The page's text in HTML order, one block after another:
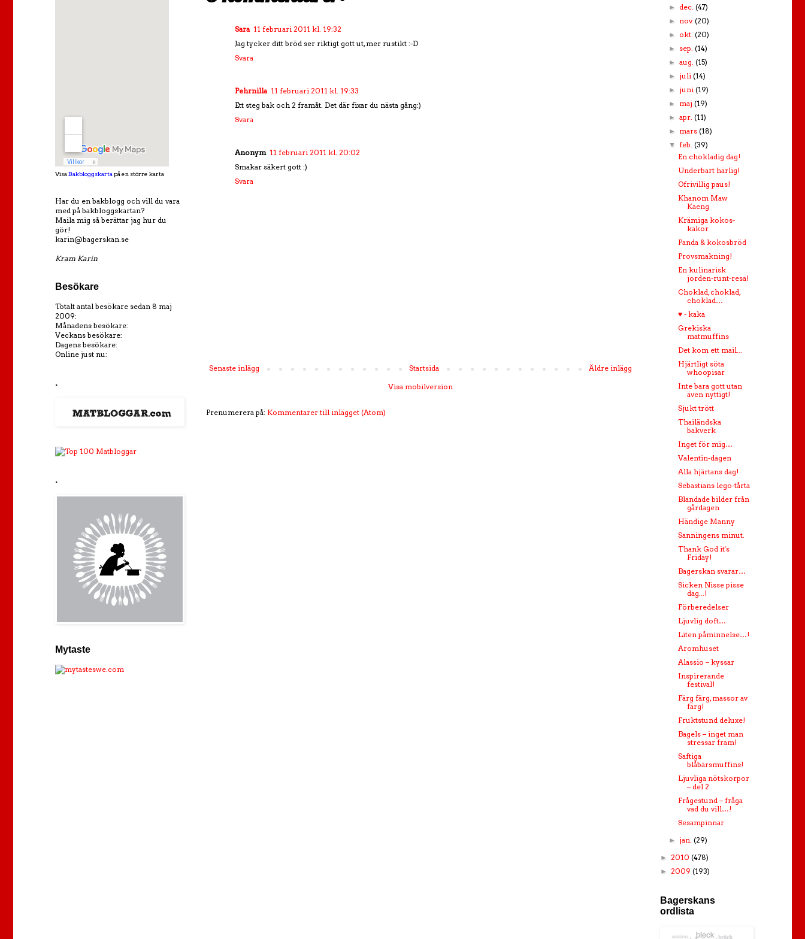
Sara 11 februari 2011 kl. 19:32
Jag tycker ditt bröd ser riktigt gott ut, mer rustikt :-D
Svara
Pehrnilla 11 februari 2011 kl. 19:33
Ett steg bak och 2 framåt. Det där fixar du nästa gång:)
Svara
Anonym 11 februari 2011 kl. 20:02
Smakar säkert gott :)
Svara
Senaste inlägg Äldre inlägg
Startsida
Visa mobilversion
Prenumerera på: Kommentarer till inlägget (Atom)
Visa Bakbloggskarta på en större karta
Har du en bakblogg och vill du vara
med på bakbloggskartan?
Maila mig så berättar jag hur du
gör!
karin@bagerskan.se
Kram Karin
Besökare
Totalt antal besökare sedan 8 maj
2009:
Månadens besökare:
Veckans besökare:
Dagens besökare:
Online just nu:
.
.
Mytaste
► dec.(47)
► nov.(20)
► okt.(20)
►sep.(14)
►aug.(15)
► juli(14)
► juni(19)
► maj(19)
►apr.(11)
► mars(18)
▼feb.(39)
En chokladig dag!
Underbart härlig!
Ofrivillig paus!
Khanom Maw
Kaeng
Krämiga kokos-
kakor
Panda & kokosbröd
Provsmakning!
En kulinarisk
jorden-runt-resa!
Choklad, choklad,
choklad…
♥ - kaka
Grekiska
matmuffins
Det kom ett mail...
Hjärtligt söta
whoopisar
Inte bara gott utan
även nyttigt!
Sjukt trött
Thailändska
bakverk
Inget för mig…
Valentin-dagen
Alla hjärtans dag!
Sebastians lego-tårta
Blandade bilder från
gårdagen
Händige Manny
Sanningens minut.
Thank God it's
Friday!
Bagerskan svarar…
Sicken Nisse pisse
dag...!
Förberedelser
Ljuvlig doft…
Liten påminnelse…!
Aromhuset
Alassio – kyssar
Inspirerande
festival!
Färg färg, massor av
färg!
Fruktstund deluxe!
Bagels – inget man
stressar fram!
Saftiga
blåbärsmuffins!
Ljuvliga nötskorpor
– del 2
Frågestund – fråga
vad du vill…!
Sesampinnar
► jan.(29)
► 2010 (478)
► 2009 (193)
Bagerskans
ordlista